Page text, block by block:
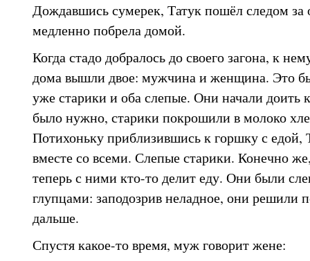
Дождавшись сумерек, Татук пошёл следом за
медленно побрела домой.
Когда стадо добралось до своего загона, к
дома вышли двое: мужчина и женщина. Это
уже старики и оба слепые. Они начали доить
было нужно, старики покрошили в молоко
Потихоньку приблизившись к горшку с едой,
вместе со всеми. Слепые старики. Конечно
теперь с ними кто-то делит еду. Они были
глупцами: заподозрив неладное, они решили
дальше.
Спустя какое-то время, муж говорит жене: